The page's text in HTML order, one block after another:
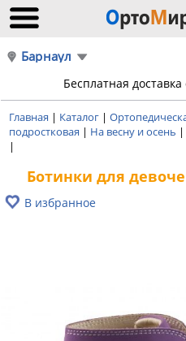
Барнаул
Бесплатная доставка
Главная | Каталог |
подростковая | На весну и осень |
|
Ботинки для
В избранное